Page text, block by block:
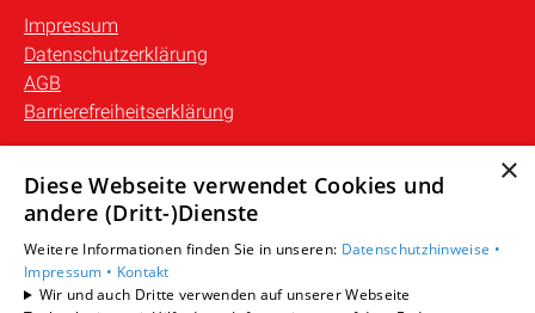
Impressum
Datenschutzerklärung
AGB
Barrierefreiheitserklärung
Privatkunden
Gewerbekunden
Karriere
Unternehmen
×
Diese Webseite verwendet Cookies und
andere (Dritt-)Dienste
Weitere Informationen finden Sie in unseren: Datenschutzhinweise •
Impressum • Kontakt
Wir und auch Dritte verwenden auf unserer Webseite